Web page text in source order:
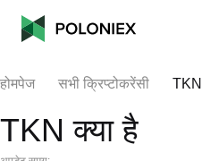
होमपेज सभी क्रिप्टोकरेंसी TKN
TKN क्या है